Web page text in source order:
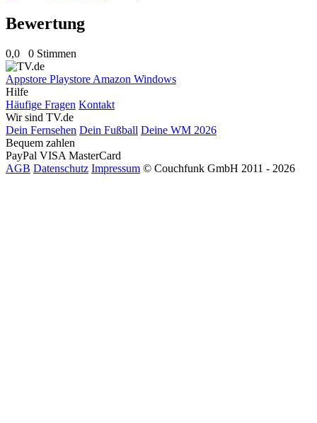
Bewertung
0,0 0 Stimmen
Appstore Playstore Amazon Windows
Hilfe
Häufige Fragen Kontakt
Wir sind TV.de
Dein Fernsehen Dein Fußball Deine WM 2026
Bequem zahlen
PayPal VISA MasterCard
AGB Datenschutz Impressum © Couchfunk GmbH 2011 - 2026